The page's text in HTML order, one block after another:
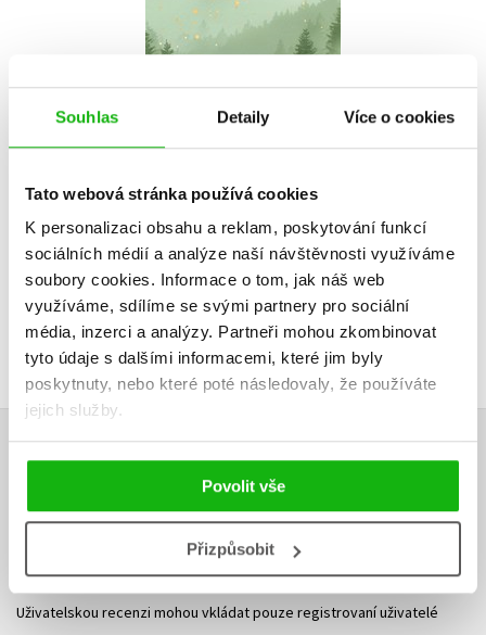
Souhlas Detaily Více o cookies
Tato webová stránka používá cookies
K personalizaci obsahu a reklam, poskytování funkcí
sociálních médií a analýze naší návštěvnosti využíváme
soubory cookies. Informace o tom, jak náš web
využíváme, sdílíme se svými partnery pro sociální
média, inzerci a analýzy. Partneři mohou zkombinovat
tyto údaje s dalšími informacemi, které jim byly
poskytnuty, nebo které poté následovaly, že používáte
jejich služby.
Povolit vše
Přizpůsobit
Corinne Michaels
Do košíku
469 Kč
375 Kč
HODNOCENÍ ČTENÁŘŮ
V současné době nejsou vytvořena žádná uživatelská hodnocení.
Vaše hodnocení
Uživatelskou recenzi mohou vkládat pouze registrovaní uživatelé